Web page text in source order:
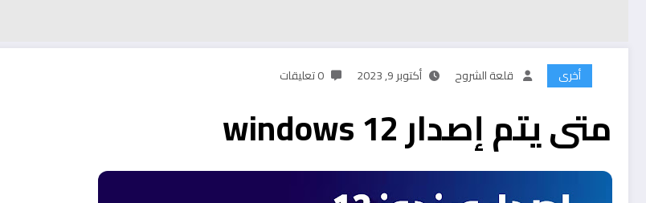
أخرى قلعة الشروح أكتوبر 9, 2023 0 تعليقات
متى يتم إصدار windows 12